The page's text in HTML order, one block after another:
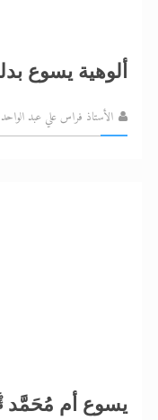
ألوهية يسوع
الأستاذ فراس علي عبد الواحد
يسوع أم